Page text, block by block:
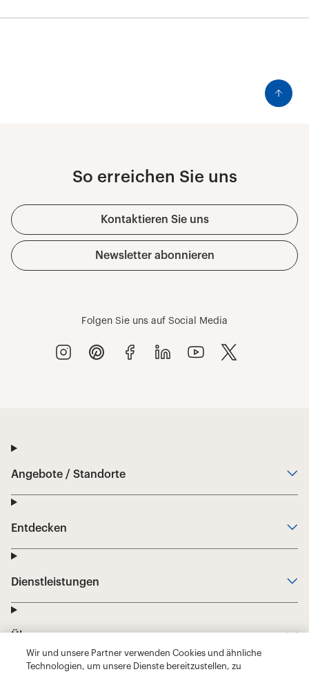
Wir und unsere Partner verwenden Cookies und ähnliche
Technologien, um unsere Dienste bereitzustellen, zu